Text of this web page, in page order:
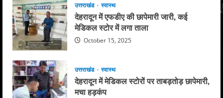
उत्तराखंड स्वास्थ
देहरादून में एफडीए की छापेमारी जारी, कई
मेडिकल स्टोर में लगा ताला
October 15, 2025
उत्तराखंड स्वास्थ
देहरादून में मेडिकल स्टोरों पर ताबड़तोड़ छापेमारी,
मचा हड़कंप